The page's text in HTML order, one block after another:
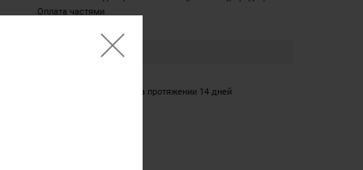
Оплата частями
Обмен/возврат товара на протяжении 14 дней